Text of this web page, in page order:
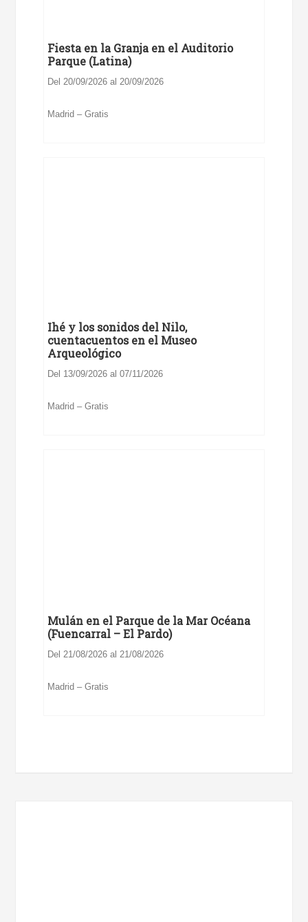
Fiesta en la Granja en el Auditorio
Parque (Latina)
Del 20/09/2026 al 20/09/2026
Madrid – Gratis
Ihé y los sonidos del Nilo,
cuentacuentos en el Museo
Arqueológico
Del 13/09/2026 al 07/11/2026
Madrid – Gratis
Mulán en el Parque de la Mar Océana
(Fuencarral – El Pardo)
Del 21/08/2026 al 21/08/2026
Madrid – Gratis